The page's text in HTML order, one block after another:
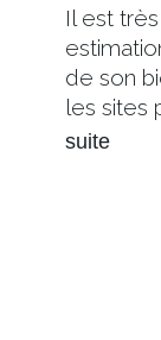
Il est
de son
les sites
suite